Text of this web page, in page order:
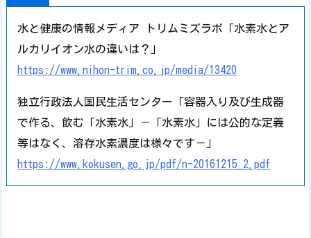
水と健康の情報メディア トリムミズラボ「水素水とア
ルカリイオン水の違いは？」
https://www.nihon-trim.co.jp/media/13420
独立行政法人国民生活センター「容器入り及び生成器
で作る、飲む「水素水」－「水素水」には公的な定義
等はなく、溶存水素濃度は様々です－」
https://www.kokusen.go.jp/pdf/n-20161215_2.pdf